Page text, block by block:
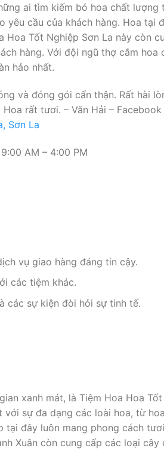
ai tìm kiếm bó hoa chất lượng
cầu của khách hàng. Hoa tại
Tốt Nghiệp Sơn La này còn
hàng. Với đội ngũ thợ cắm hoa
hảo nhất.
và đóng gói cẩn thận. Rất hài
rất tươi. – Văn Hải – Facebook
Sơn La
AM – 4:00 PM
vụ giao hàng đáng tin cậy.
các tiệm khác.
các sự kiện đòi hỏi sự tinh tế.
xanh mát, là Tiệm Hoa Hoa
sự đa dạng các loài hoa, từ
đây luôn mang phong cách
Xuân còn cung cấp các loại